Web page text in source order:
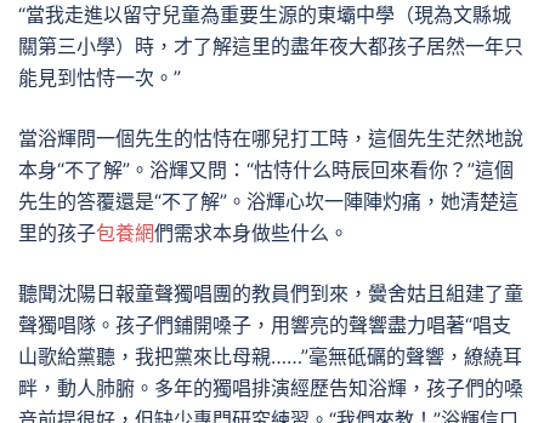
“當我走進以留守兒童為重要生源的東壩中學（現為文縣城
關第三小學）時，才了解這里的盡年夜大都孩子居然一年只
能見到怙恃一次。”
當浴輝問一個先生的怙恃在哪兒打工時，這個先生茫然地說
本身“不了解”。浴輝又問：“怙恃什么時辰回來看你？”這個
先生的答覆還是“不了解”。浴輝心坎一陣陣灼痛，她清楚這
里的孩子包養網們需求本身做些什么。
聽聞沈陽日報童聲獨唱團的教員們到來，黌舍姑且組建了童
聲獨唱隊。孩子們鋪開嗓子，用響亮的聲響盡力唱著“唱支
山歌給黨聽，我把黨來比母親……”毫無砥礪的聲響，繚繞耳
畔，動人肺腑。多年的獨唱排演經歷告知浴輝，孩子們的嗓